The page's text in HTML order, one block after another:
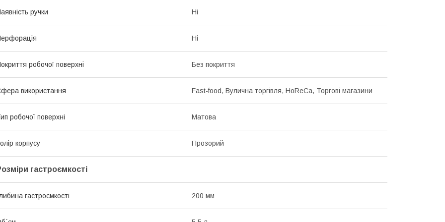
ручки Ні
Ні
робочої поверхні Без покриття
використання Fast-food, Вулична торгівля, HoReCa, Торгові магазини
робочої поверхні Матова
корпусу Прозорий
гастроємкості
гастроємкості 200 мм